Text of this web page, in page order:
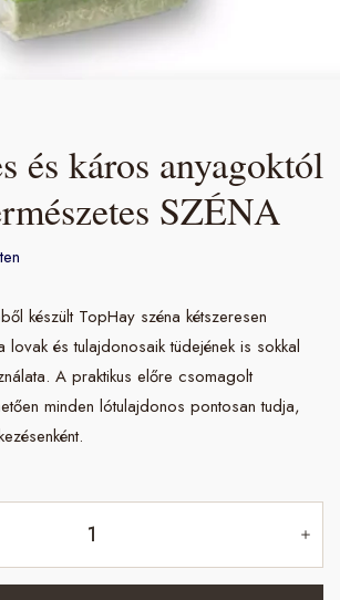
és káros anyagoktól
SZÉNA
készült TopHay széna kétszeresen
és tulajdonosaik tüdejének is sokkal
A praktikus előre csomagolt
minden lótulajdonos pontosan tudja,